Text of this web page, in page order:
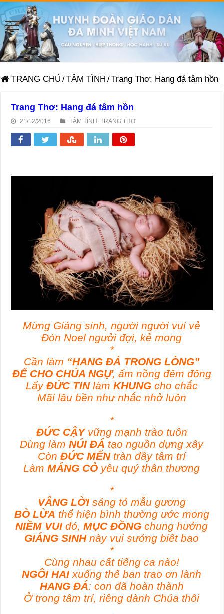
TRANG CHỦ /TÂM TÌNH /Trang Thơ: Hang đá tâm hồn
Trang Thơ: Hang đá tâm hồn
21/12/2016 TÂM TÌNH ,TRANG THƠ
Mừng Giáng sinh, người người vui vẻ
Đón Noel ngưởi đợi, kẻ mong
*
Cần làm “HANG ĐÁ TRONG LÒNG”
ĐỂ CHO CHÚA NGỰ, ấm nồng đêm đông
Lấy ĐỨC TINlàm KHUNGcho chắc
Mãi lâu bền như nhắc nhở luôn
*
ĐỨC CẬYvững mạnh trào tuôn
Dùng làmNÚI ĐÁ tạo nguồn dựng xây
Còn ĐỨC MẾNtràn đầy tâm trí
LàmMÁNG CỎ yêu quý thân thương
*
VÂNG LỜIsáng tỏ mẫu gương
BÒ LỪA thể hiện bình thường ước mong
NIỀM VUI đó,MỤC ĐỒNG chung hưởng
GIÁNG SINHnày vui sướng biết bao
*
Cùng nhau cất tiếng ca nào!
NGÔI HAI xuống thế ban trao ơn lành
HANG ĐÁ: con đã hoàn thành
Ở trong tâm trí, riêng dành Chúa thôi